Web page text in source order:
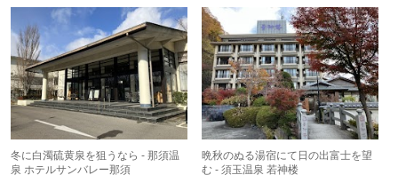
冬に白濁硫黄泉を狙うなら - 那須温
泉 ホテルサンバレー那須
晩秋のぬる湯宿にて日の出富士を望
む - 須玉温泉 若神楼